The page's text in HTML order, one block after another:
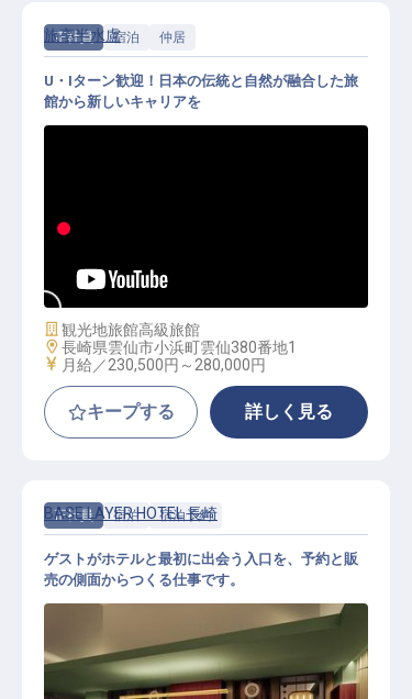
正社員 宿泊 仲居
不問／充実手当あり／全14室離れ
旅亭半水盧
U・Iターン歓迎！日本の伝統と自然が融合した旅
館から新しいキャリアを
施設業態
観光地旅館高級旅館
勤務地
長崎県雲仙市小浜町雲仙380番地1
給与
月給／230,500円～ 280,000円
キープする 詳しく見る
正社員 宿泊 宿泊予約
BASE LAYER HOTEL 長崎
ゲストがホテルと最初に出会う入口を、予約と販
売の側面からつくる仕事です。